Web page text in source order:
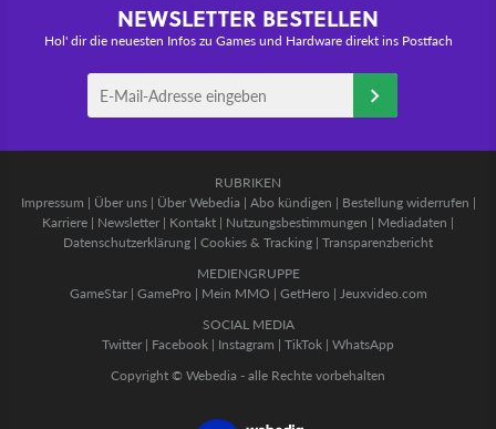
NEWSLETTER BESTELLEN
Hol' dir die neuesten Infos zu Games und Hardware direkt ins Postfach
RUBRIKEN
Impressum | Über uns| Über Webedia | Abo kündigen | Bestellung widerrufen |
Karriere | Newsletter | Kontakt | Nutzungsbestimmungen | Mediadaten |
Datenschutzerklärung | Cookies & Tracking | Transparenzbericht
MEDIENGRUPPE
GameStar| GamePro | Mein MMO | GetHero | Jeuxvideo.com
SOCIAL MEDIA
Twitter | Facebook | Instagram | TikTok | WhatsApp
Copyright © Webedia - alle Rechte vorbehalten